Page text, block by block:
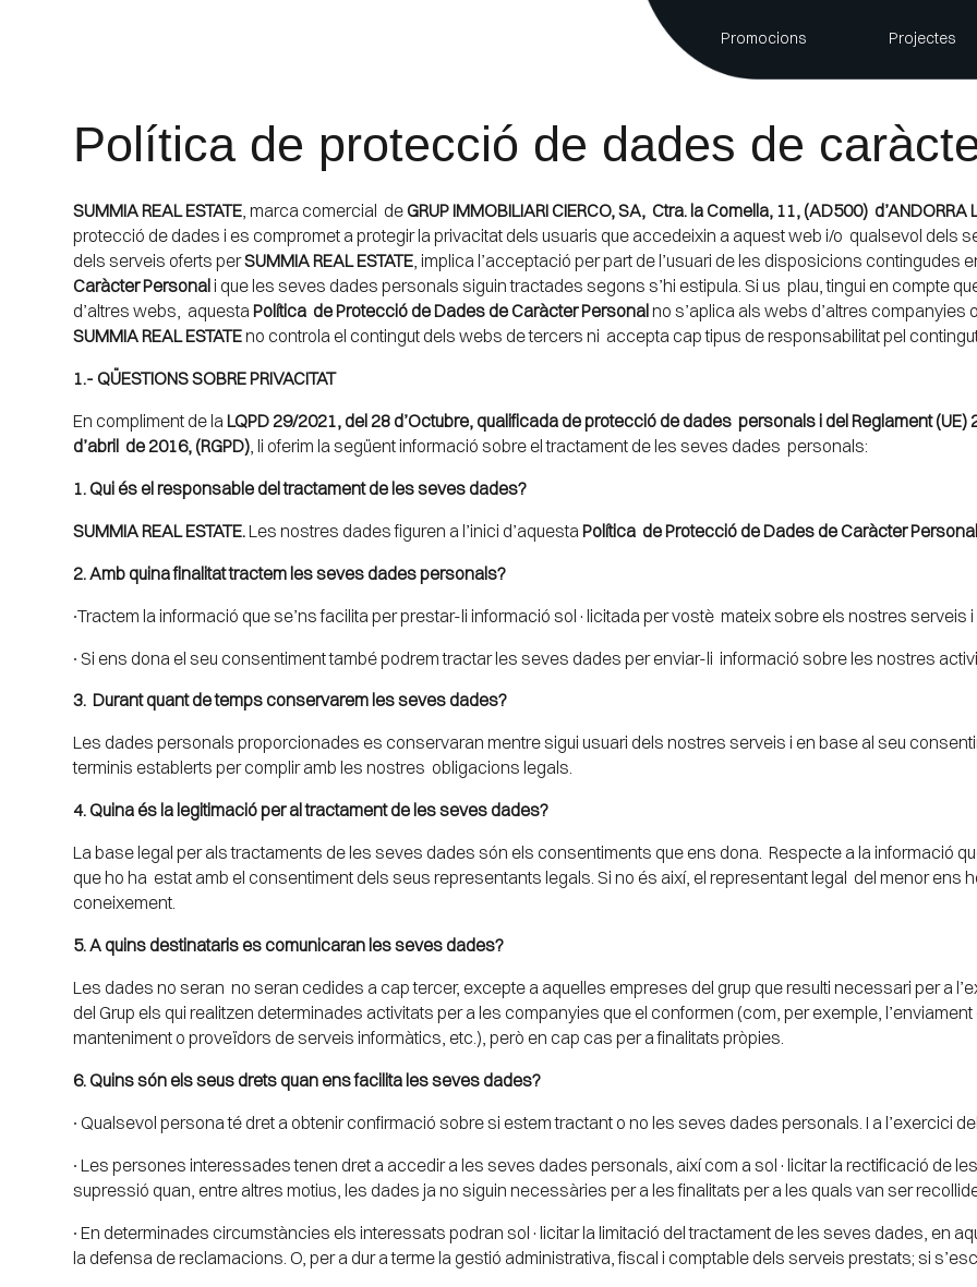
Promocions Projectes
Política de protecció de dades de
SUMMIA REAL ESTATE , marca comercial de GRUP IMMOBILIARI CIERCO, SA, Ctra. la Comella, 11, (AD500) d’ANDORRA
protecció de dades i es compromet a protegir la privacitat dels usuaris que accedeixin a aquest web i/o qualsevol dels
dels serveis oferts perSUMMIA REAL ESTATE , implica l’acceptació per part de l’usuari de les disposicions contingudes
Caràcter Personali que les seves dades personals siguin tractades segons s’hi estipula. Si us plau, tingui en compte
d’altres webs, aquestaPolítica de Protecció de Dades de Caràcter Personalno s’aplica als webs d’altres
SUMMIA REAL ESTATEno controla el contingut dels webs de tercers ni accepta cap tipus de responsabilitat pel
1.- QÜESTIONS SOBRE PRIVACITAT
En compliment de laLQPD 29/2021, del 28 d’Octubre, qualificada de protecció de dades personals i del Reglament
d’abril de 2016, (RGPD) , li oferim la següent informació sobre el tractament de les seves dades personals:
1. Qui és el responsable del tractament de les seves dades?
SUMMIA REAL ESTATE.Les nostres dades figuren a l’inici d’aquestaPolítica de Protecció de Dades de Caràcter
2. Amb quina finalitat tractem les seves dades personals?
∙Tractem la informació que se’ns facilita per prestar-li informació sol·licitada per vostè mateix sobre els nostres serveis
∙ Si ens dona el seu consentiment també podrem tractar les seves dades per enviar-li informació sobre les nostres
3. Durant quant de temps conservarem les seves dades?
Les dades personals proporcionades es conservaran mentre sigui usuari dels nostres serveis i en base al seu
terminis establerts per complir amb les nostres obligacions legals.
4. Quina és la legitimació per al tractament de les seves dades?
La base legal per als tractaments de les seves dades són els consentiments que ens dona. Respecte a la informació
que ho ha estat amb el consentiment dels seus representants legals. Si no és així, el representant legal del menor ens
coneixement.
5. A quins destinataris es comunicaran les seves dades?
Les dades no seran no seran cedides a cap tercer, excepte a aquelles empreses del grup que resulti necessari per a
del Grup els qui realitzen determinades activitats per a les companyies que el conformen (com, per exemple,
manteniment o proveïdors de serveis informàtics, etc.), però en cap cas per a finalitats pròpies.
6. Quins són els seus drets quan ens facilita les seves dades?
∙ Qualsevol persona té dret a obtenir confirmació sobre si estem tractant o no les seves dades personals. I a l’exercici
∙ Les persones interessades tenen dret a accedir a les seves dades personals, així com a sol·licitar la rectificació de
supressió quan, entre altres motius, les dades ja no siguin necessàries per a les finalitats per a les quals van ser
∙ En determinades circumstàncies els interessats podran sol·licitar la limitació del tractament de les seves dades, en
la defensa de reclamacions. O, per a dur a terme la gestió administrativa, fiscal i comptable dels serveis prestats; si